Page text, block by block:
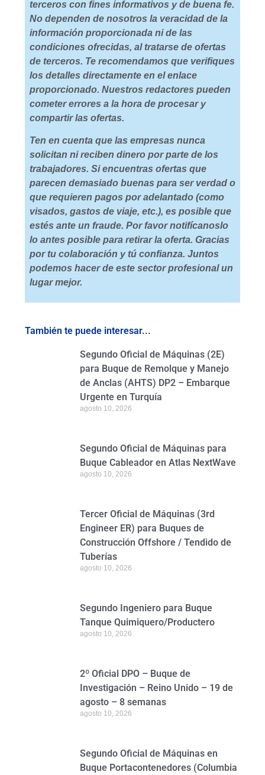
terceros con fines informativos y de buena fe.
No dependen de nosotros la veracidad de la
información proporcionada ni de las
condiciones ofrecidas, al tratarse de ofertas
de terceros. Te recomendamos que verifiques
los detalles directamente en el enlace
proporcionado. Nuestros redactores pueden
cometer errores a la hora de procesar y
compartir las ofertas.
Ten en cuenta que las empresas nunca
solicitan ni reciben dinero por parte de los
trabajadores. Si encuentras ofertas que
parecen demasiado buenas para ser verdad o
que requieren pagos por adelantado (como
visados, gastos de viaje, etc.), es posible que
estés ante un fraude. Por favor notifícanoslo
lo antes posible para retirar la oferta. Gracias
por tu colaboración y tú confianza. Juntos
podemos hacer de este sector profesional un
lugar mejor.
También te puede interesar...
Segundo Oficial de Máquinas (2E)
para Buque de Remolque y Manejo
de Anclas (AHTS) DP2 – Embarque
Urgente en Turquía
agosto 10, 2026
Segundo Oficial de Máquinas para
Buque Cableador en Atlas NextWave
agosto 10, 2026
Tercer Oficial de Máquinas (3rd
Engineer ER) para Buques de
Construcción Offshore / Tendido de
Tuberías
agosto 10, 2026
Segundo Ingeniero para Buque
Tanque Quimiquero/Productero
agosto 10, 2026
2º Oficial DPO – Buque de
Investigación – Reino Unido – 19 de
agosto – 8 semanas
agosto 10, 2026
Segundo Oficial de Máquinas en
Buque Portacontenedores (Columbia